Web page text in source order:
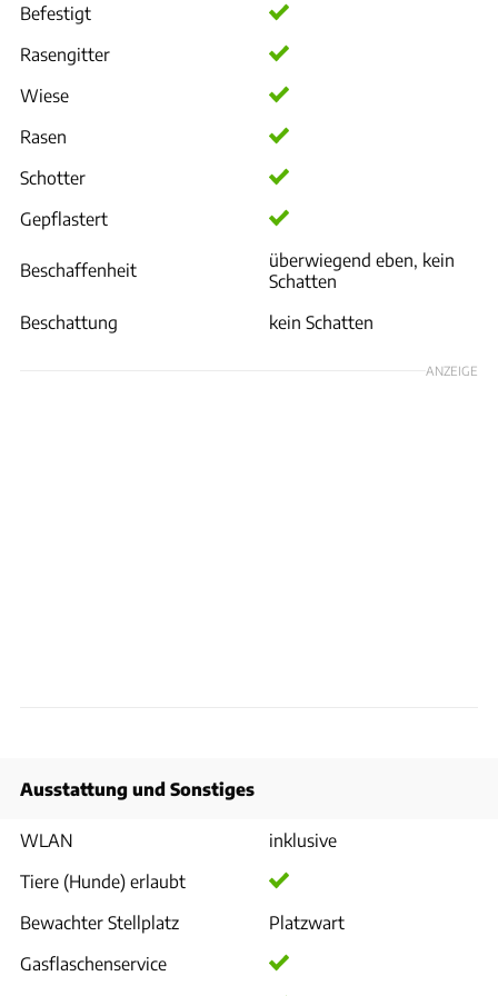
Befestigt
Rasengitter
Wiese
Rasen
Schotter
Gepflastert
Beschaffenheit
überwiegend eben, kein
Schatten
Beschattung
kein Schatten
ANZEIGE
Ausstattung und Sonstiges
WLAN
inklusive
Tiere (Hunde) erlaubt
Bewachter Stellplatz
Platzwart
Gasflaschenservice